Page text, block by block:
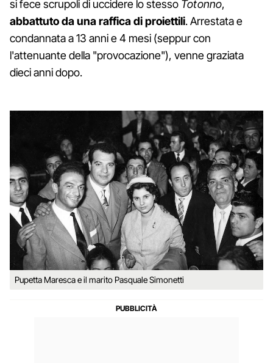
si fece scrupoli di uccidere lo stesso Totonno,
abbattuto da una raffica di proiettili. Arrestata e
condannata a 13 anni e 4 mesi (seppur con
l'attenuante della "provocazione"), venne graziata
dieci anni dopo.
Pupetta Maresca e il marito Pasquale Simonetti